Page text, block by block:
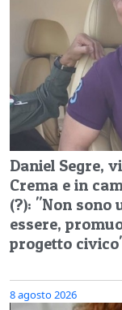
Daniel Segre,
Crema e in
(?): "Non sono
essere,
progetto
8 agosto 2026